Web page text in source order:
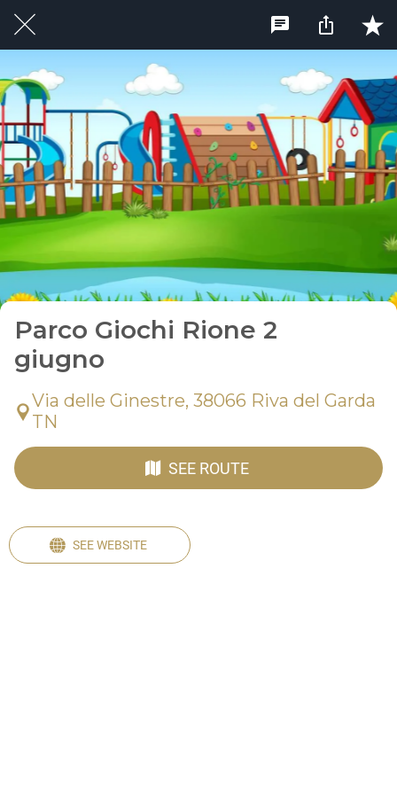
Parco Giochi Rione 2
giugno
Via delle Ginestre, 38066 Riva del Garda
TN
SEE ROUTE
SEE WEBSITE